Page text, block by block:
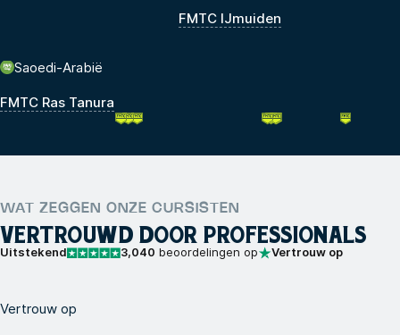
FMTC IJmuiden
Saoedi-Arabië
FMTC Ras Tanura
WAT ZEGGEN ONZE CURSISTEN
VERTROUWD DOOR PROFESSIONALS
Uitstekend 3,040 beoordelingen op Vertrouw op
Vertrouw op